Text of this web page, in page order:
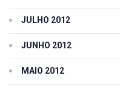
JULHO 2012
JUNHO 2012
MAIO 2012